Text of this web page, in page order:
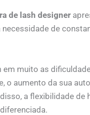
de lash designer
de
muito as
o aumento da sua
a flexibilidade de